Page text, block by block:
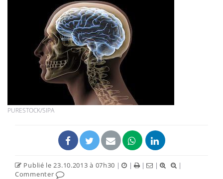
PURESTOCK/SIPA
Publié le 23.10.2013 à 07h30 | | | |
|
Commenter